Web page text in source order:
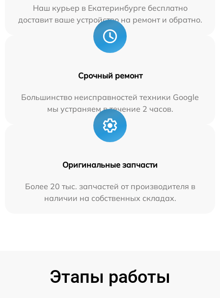
Наш курьер в Екатеринбурге бесплатно
доставит ваше устройство на ремонт и обратно.
Срочный ремонт
Большинство неисправностей техники Google
мы устраняем в течение 2 часов.
Оригинальные запчасти
Более 20 тыс. запчастей от производителя в
наличии на собственных складах.
Этапы работы